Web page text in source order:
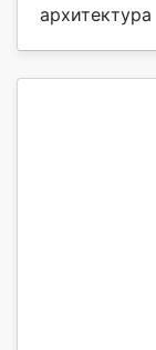
архитектура